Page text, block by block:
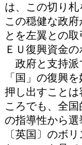
は、この切り札
この穏健な政
とを左翼との
ＥＵ復興資金
政府と支持派
「国」の復興
押し出すことは
ころでも、全
の指導性から
〔英国〕のボ